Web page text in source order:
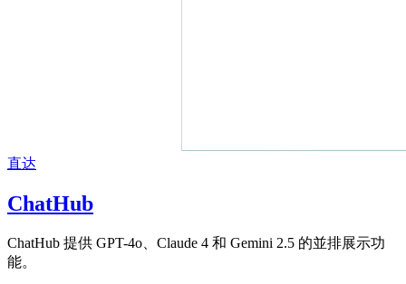
直达
ChatHub
ChatHub 提供 GPT-4o、Claude 4 和 Gemini 2.5 的並排展示功
能。